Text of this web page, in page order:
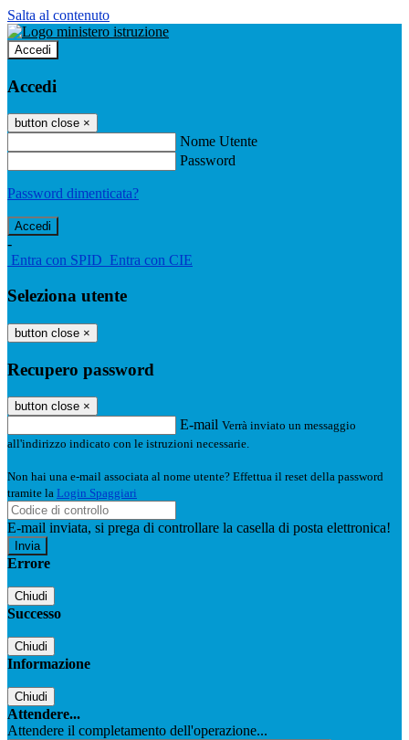
Salta al contenuto
Accedi
Accedi
button close ×
Nome Utente
Password
Password dimenticata?
-
Entra con SPID Entra con CIE
Seleziona utente
button close ×
Recupero password
button close ×
E-mail Verrà inviato un messaggio
all'indirizzo indicato con le istruzioni necessarie.
Non hai una e-mail associata al nome utente? Effettua il reset della password
tramite la Login Spaggiari
E-mail inviata, si prega di controllare la casella di posta elettronica!
Errore
Chiudi
Successo
Chiudi
Informazione
Chiudi
Attendere...
Attendere il completamento dell'operazione...